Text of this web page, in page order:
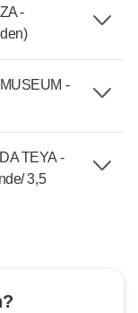
-
-
TEYA -
3,5